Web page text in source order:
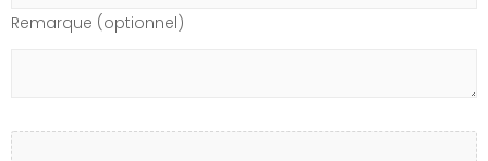
Remarque (optionnel)